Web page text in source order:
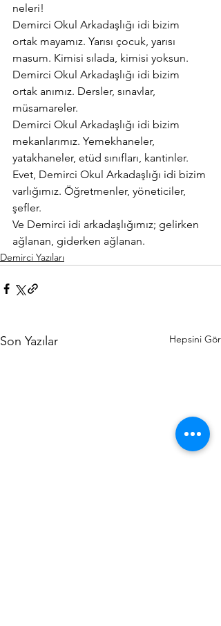
neleri!
Demirci Okul Arkadaşlığı idi bizim
ortak mayamız. Yarısı çocuk, yarısı
masum. Kimisi sılada, kimisi yoksun.
Demirci Okul Arkadaşlığı idi bizim
ortak anımız. Dersler, sınavlar,
müsamareler.
Demirci Okul Arkadaşlığı idi bizim
mekanlarımız. Yemekhaneler,
yatakhaneler, etüd sınıfları, kantinler.
Evet, Demirci Okul Arkadaşlığı idi bizim
varlığımız. Öğretmenler, yöneticiler,
şefler.
Ve Demirci idi arkadaşlığımız; gelirken
ağlanan, giderken ağlanan.
Demirci Yazıları
Son Yazılar Hepsini Gör